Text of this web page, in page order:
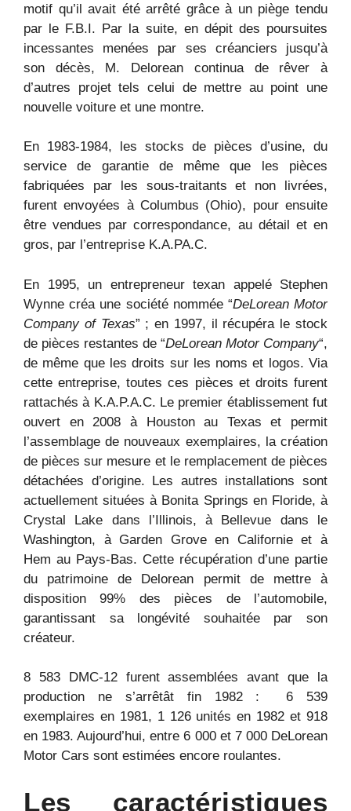
motif qu’il avait été arrêté grâce à un piège tendu
par le F.B.I. Par la suite, en dépit des poursuites
incessantes menées par ses créanciers jusqu’à
son décès, M. Delorean continua de rêver à
d’autres projet tels celui de mettre au point une
nouvelle voiture et une montre.
En 1983-1984, les stocks de pièces d’usine, du
service de garantie de même que les pièces
fabriquées par les sous-traitants et non livrées,
furent envoyées à Columbus (Ohio), pour ensuite
être vendues par correspondance, au détail et en
gros, par l’entreprise K.A.PA.C.
En 1995, un entrepreneur texan appelé Stephen
Wynne créa une société nommée “DeLorean Motor
Company of Texas” ; en 1997, il récupéra le stock
de pièces restantes de “DeLorean Motor Company“,
de même que les droits sur les noms et logos. Via
cette entreprise, toutes ces pièces et droits furent
rattachés à K.A.P.A.C. Le premier établissement fut
ouvert en 2008 à Houston au Texas et permit
l’assemblage de nouveaux exemplaires, la création
de pièces sur mesure et le remplacement de pièces
détachées d’origine. Les autres installations sont
actuellement situées à Bonita Springs en Floride, à
Crystal Lake dans l’Illinois, à Bellevue dans le
Washington, à Garden Grove en Californie et à
Hem au Pays-Bas. Cette récupération d’une partie
du patrimoine de Delorean permit de mettre à
disposition 99% des pièces de l’automobile,
garantissant sa longévité souhaitée par son
créateur.
8 583 DMC-12 furent assemblées avant que la
production ne s’arrêtât fin 1982 : 6 539
exemplaires en 1981, 1 126 unités en 1982 et 918
en 1983. Aujourd’hui, entre 6 000 et 7 000 DeLorean
Motor Cars sont estimées encore roulantes.
Les caractéristiques